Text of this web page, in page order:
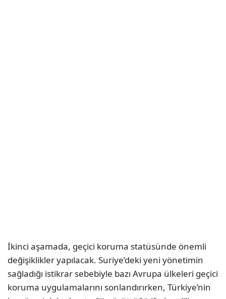
İkinci aşamada, geçici koruma statüsünde önemli
değişiklikler yapılacak. Suriye’deki yeni yönetimin
sağladığı istikrar sebebiyle bazı Avrupa ülkeleri geçici
koruma uygulamalarını sonlandırırken, Türkiye’nin